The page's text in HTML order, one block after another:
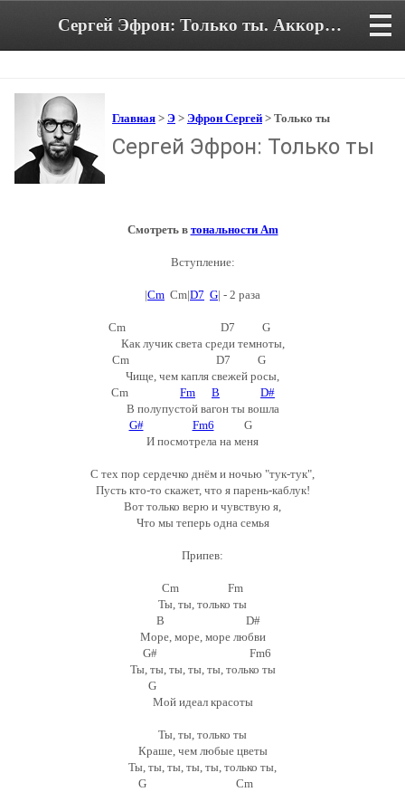
Сергей Эфрон: Только ты. Аккорды и текст песни
Главная > Э > Эфрон Сергей > Только ты
Сергей Эфрон: Только ты
Смотреть в тональности Am
Вступление:
|Cm Cm|D7 G| - 2 раза
Сm D7 G
Как лучик света среди темноты,
Cm D7 G
Чище, чем капля свежей росы,
Cm Fm B
D#
В полупустой вагон ты вошла
G#
Fm6 G
И посмотрела на меня
С тех пор сердечко днём и ночью "тук-тук",
Пусть кто-то скажет, что я парень-каблук!
Вот только верю и чувствую я,
Что мы теперь одна семья
Припев:
Cm Fm
Ты, ты, только ты
B D#
Море, море, море любви
G# Fm6
Ты, ты, ты, ты, ты, только ты
G
Мой идеал красоты
Ты, ты, только ты
Краше, чем любые цветы
Ты, ты, ты, ты, ты, только ты,
G Cm